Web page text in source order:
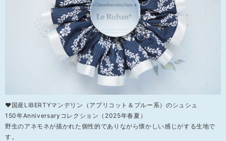
❤国産LIBERTYマンデリン（アプリコット＆ブルー系）のシュシュ
150年Anniversaryコレクション（2025年春夏）
野生のアネモネが描かれた個性的でありながら懐かしい感じがする生地で
す。